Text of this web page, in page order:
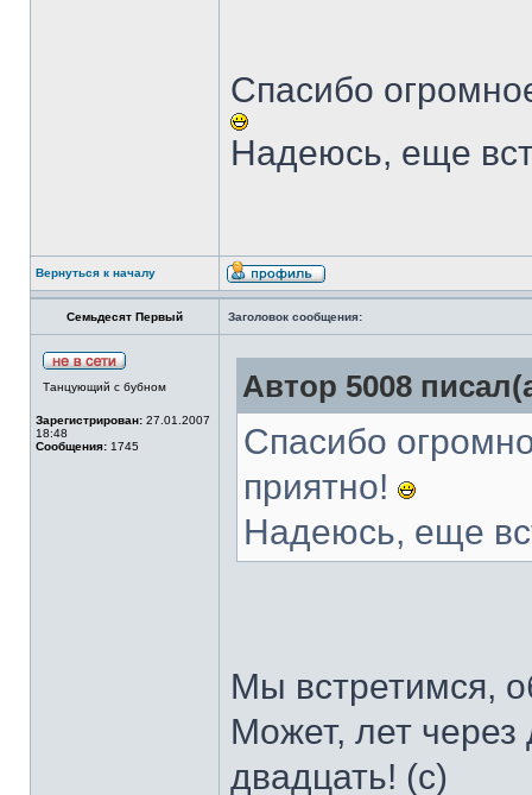
Спасибо
Надеюсь, еще
Вернуться к началу
Семьдесят Первый Заголовок сообщения:
Танцующий с бубном
Зарегистрирован: 27.01.2007
18:48
Сообщения: 1745
Автор 5008
Спасибо
приятно!
Надеюсь, еще
Мы встретимся,
Может, лет через
двадцать! (с)